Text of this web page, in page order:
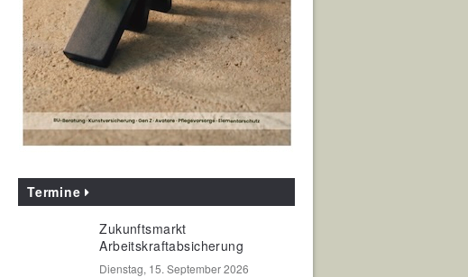
Termine
Zukunftsmarkt
Arbeitskraftabsicherung
Dienstag, 15. September 2026